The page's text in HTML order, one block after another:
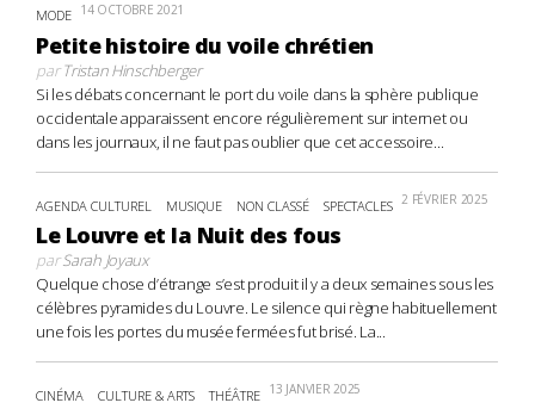
MODE 14 OCTOBRE 2021
Petite histoire du voile chrétien
parTristan Hinschberger
Si les débats concernant le port du voile dans la sphère publique
occidentale apparaissent encore régulièrement sur internet ou
dans les journaux, il ne faut pas oublier que cet accessoire...
AGENDA CULTUREL MUSIQUE NON CLASSÉ SPECTACLES 2 FÉVRIER 2025
Le Louvre et la Nuit des fous
parSarah Joyaux
Quelque chose d’étrange s’est produit il y a deux semaines sous les
célèbres pyramides du Louvre. Le silence qui règne habituellement
une fois les portes du musée fermées fut brisé. La...
CINÉMA CULTURE & ARTS THÉÂTRE 13 JANVIER 2025